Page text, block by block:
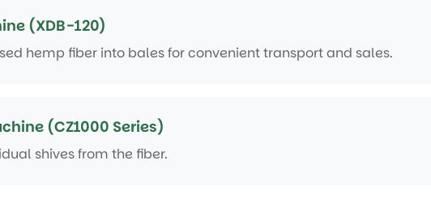
(XDB-120)
hemp fiber into bales for convenient transport and sales.
(CZ1000 Series)
shives from the fiber.